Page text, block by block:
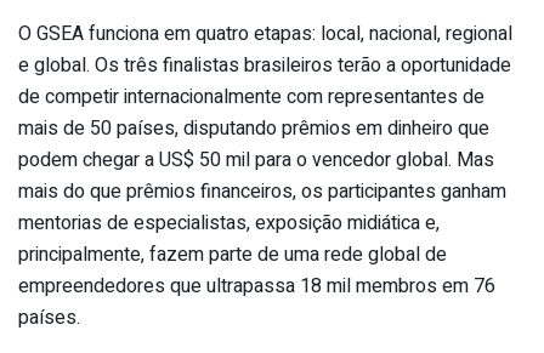
O GSEA funciona em quatro etapas: local, nacional, regional
e global. Os três finalistas brasileiros terão a oportunidade
de competir internacionalmente com representantes de
mais de 50 países, disputando prêmios em dinheiro que
podem chegar a US$ 50 mil para o vencedor global. Mas
mais do que prêmios financeiros, os participantes ganham
mentorias de especialistas, exposição midiática e,
principalmente, fazem parte de uma rede global de
empreendedores que ultrapassa 18 mil membros em 76
países.